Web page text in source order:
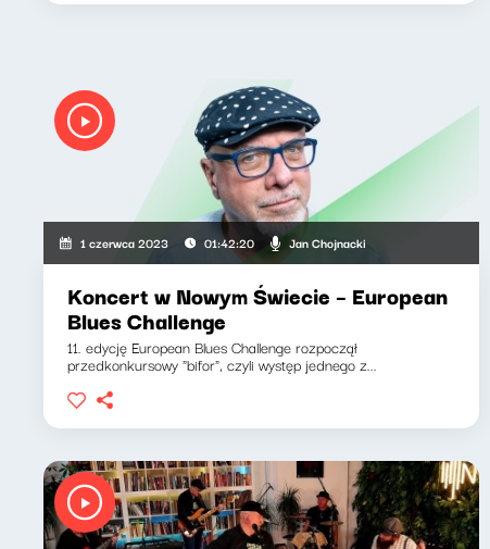
1 czerwca 2023 01:42:20 Jan Chojnacki
Koncert w Nowym Świecie – European
Blues Challenge
11. edycję European Blues Challenge rozpoczął
przedkonkursowy "bifor", czyli występ jednego z...